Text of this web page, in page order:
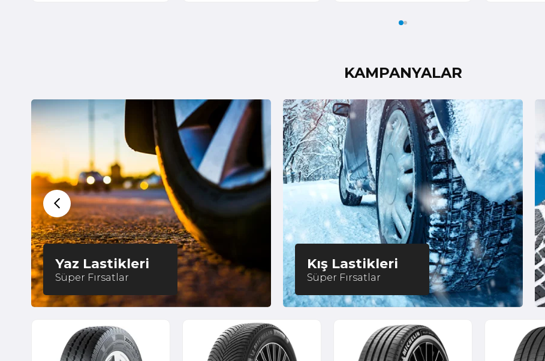
KAMPANYALAR
Yaz Lastikleri
Süper Fırsatlar
Kış Lastikleri
Süper Fırsatlar